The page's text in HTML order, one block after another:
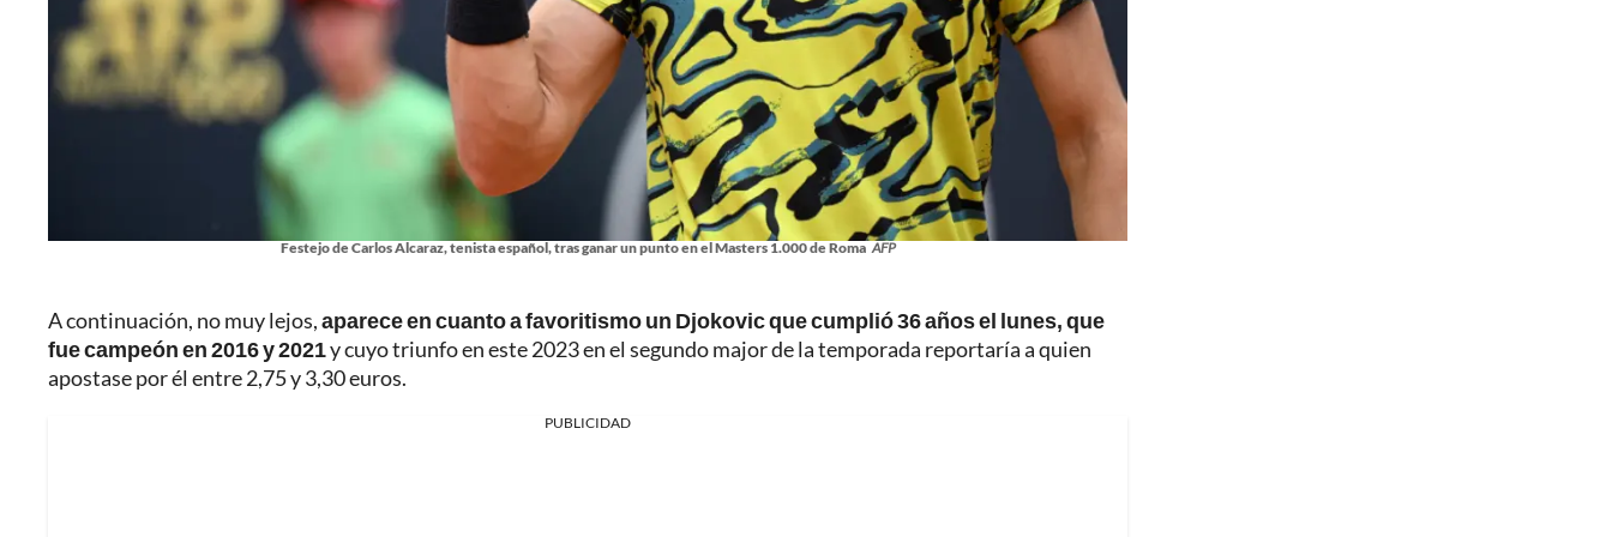
Festejo de Carlos Alcaraz, tenista español, tras ganar un punto en el Masters 1.000 de Roma AFP
A continuación, no muy lejos,aparece en cuanto a favoritismo un Djokovic que cumplió 36 años el lunes, que
fue campeón en 2016 y 2021y cuyo triunfo en este 2023 en el segundo major de la temporada reportaría a quien
apostase por él entre 2,75 y 3,30 euros.
PUBLICIDAD